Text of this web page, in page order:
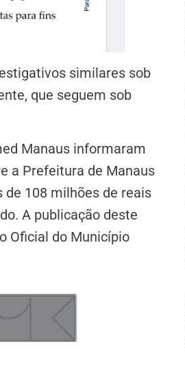
similares sob
que seguem sob
Manaus informaram
a Prefeitura de Manaus
de 108 milhões de reais
A publicação deste
Oficial do Município